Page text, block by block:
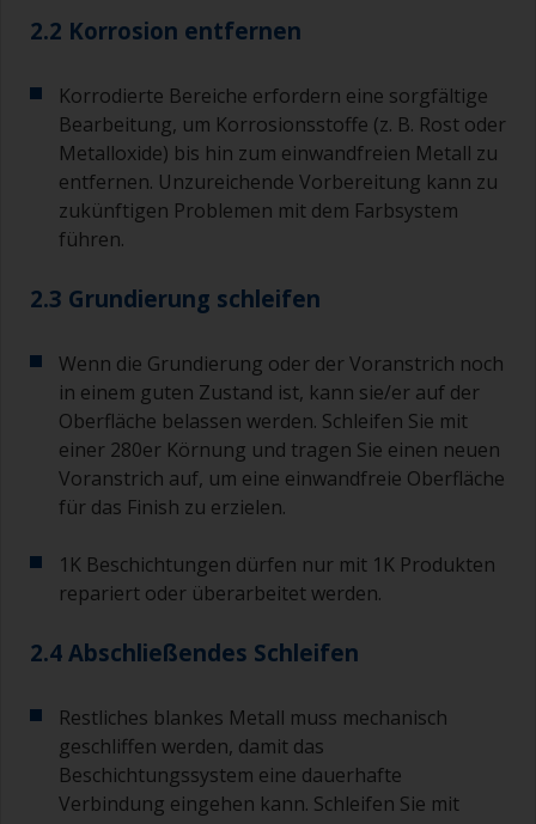
2.2 Korrosion entfernen
Korrodierte Bereiche erfordern eine sorgfältige
Bearbeitung, um Korrosionsstoffe (z. B. Rost oder
Metalloxide) bis hin zum einwandfreien Metall zu
entfernen. Unzureichende Vorbereitung kann zu
zukünftigen Problemen mit dem Farbsystem
führen.
2.3 Grundierung schleifen
Wenn die Grundierung oder der Voranstrich noch
in einem guten Zustand ist, kann sie/er auf der
Oberfläche belassen werden. Schleifen Sie mit
einer 280er Körnung und tragen Sie einen neuen
Voranstrich auf, um eine einwandfreie Oberfläche
für das Finish zu erzielen.
1K Beschichtungen dürfen nur mit 1K Produkten
repariert oder überarbeitet werden.
2.4 Abschließendes Schleifen
Restliches blankes Metall muss mechanisch
geschliffen werden, damit das
Beschichtungssystem eine dauerhafte
Verbindung eingehen kann. Schleifen Sie mit